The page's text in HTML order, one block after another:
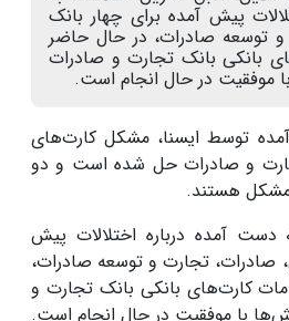
پیش آمده برای چهار بانک
توسعه صادرات، در حال حاضر
بانکی بانک تجارت و صادرات
موفقیت در حال انجام است.
توسط ایسنا، مشکل کارت‌های
و صادرات حل شده است و دو
مشکل هستند.
آمده درباره اختلالات پیش
صادرات، تجارت و توسعه صادرات،
کارت‌های بانکی بانک تجارت و
با موفقیت در حال انجام است.